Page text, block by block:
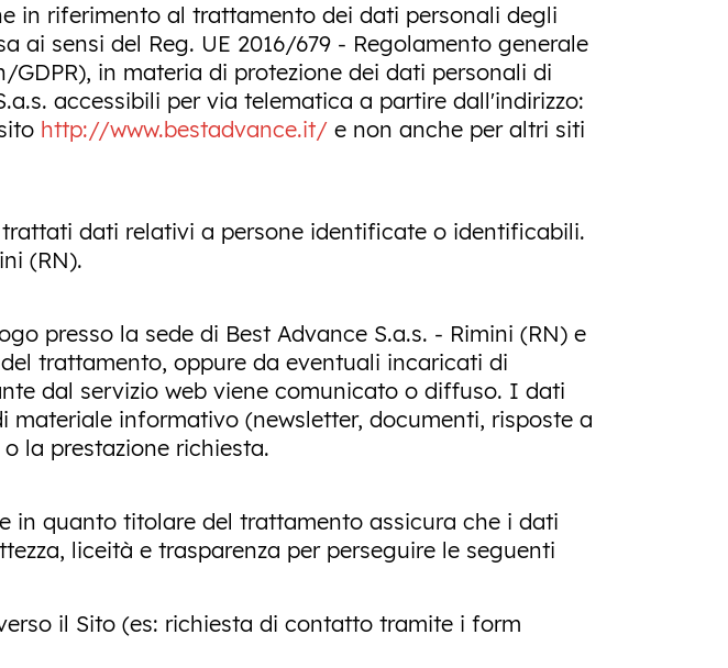
in riferimento al trattamento dei dati personali degli
sensi del Reg. UE 2016/679 - Regolamento generale
in materia di protezione dei dati personali di
accessibili per via telematica a partire dall'indirizzo:
http://www.bestadvance.it/ e non anche per altri siti
dati relativi a persone identificate o identificabili.
(RN).
presso la sede di Best Advance S.a.s. - Rimini (RN) e
trattamento, oppure da eventuali incaricati di
dal servizio web viene comunicato o diffuso. I dati
informativo (newsletter, documenti, risposte a
la prestazione richiesta.
in quanto titolare del trattamento assicura che i dati
liceità e trasparenza per perseguire le seguenti
il Sito (es: richiesta di contatto tramite i form